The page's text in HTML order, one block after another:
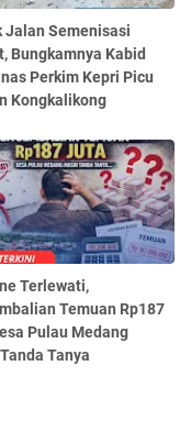
Jalan Semenisasi
Bungkamnya Kabid
Perkim Kepri Picu
Kongkalikong
Terlewati,
Temuan Rp187
Pulau Medang
Tanya